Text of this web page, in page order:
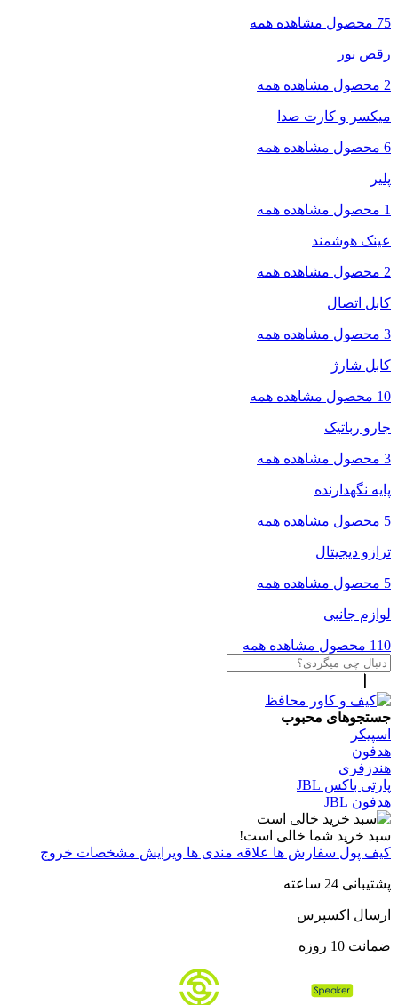
75 محصول مشاهده همه
رقص نور
2 محصول مشاهده همه
میکسر و کارت صدا
6 محصول مشاهده همه
پلیر
1 محصول مشاهده همه
عینک هوشمند
2 محصول مشاهده همه
کابل اتصال
3 محصول مشاهده همه
کابل شارژ
10 محصول مشاهده همه
جارو رباتیک
3 محصول مشاهده همه
پایه نگهدارنده
5 محصول مشاهده همه
ترازو دیجیتال
5 محصول مشاهده همه
لوازم جانبی
110 محصول مشاهده همه
جستجوهای محبوب
اسپیکر
هدفون
هندزفری
پارتی باکس JBL
هدفون JBL
سبد خرید شما خالی است!
کیف پول سفارش ها علاقه مندی ها ویرایش مشخصات خروج
پشتیبانی 24 ساعته
ارسال اکسپرس
ضمانت 10 روزه